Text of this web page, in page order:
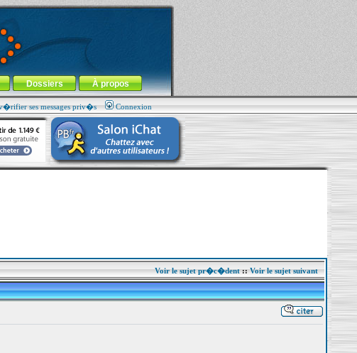
Dossiers À propos
ses messages priv�s Connexion
Voir le sujet pr�c�dent::Voir le sujet suivant